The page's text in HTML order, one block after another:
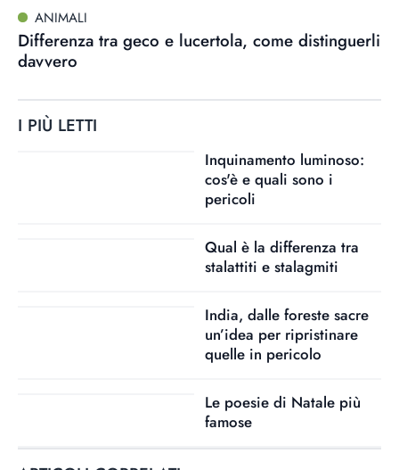
ANIMALI
Differenza tra geco e lucertola, come distinguerli
davvero
I PIÙ LETTI
Inquinamento luminoso:
cos'è e quali sono i
pericoli
Qual è la differenza tra
stalattiti e stalagmiti
India, dalle foreste sacre
un’idea per ripristinare
quelle in pericolo
Le poesie di Natale più
famose